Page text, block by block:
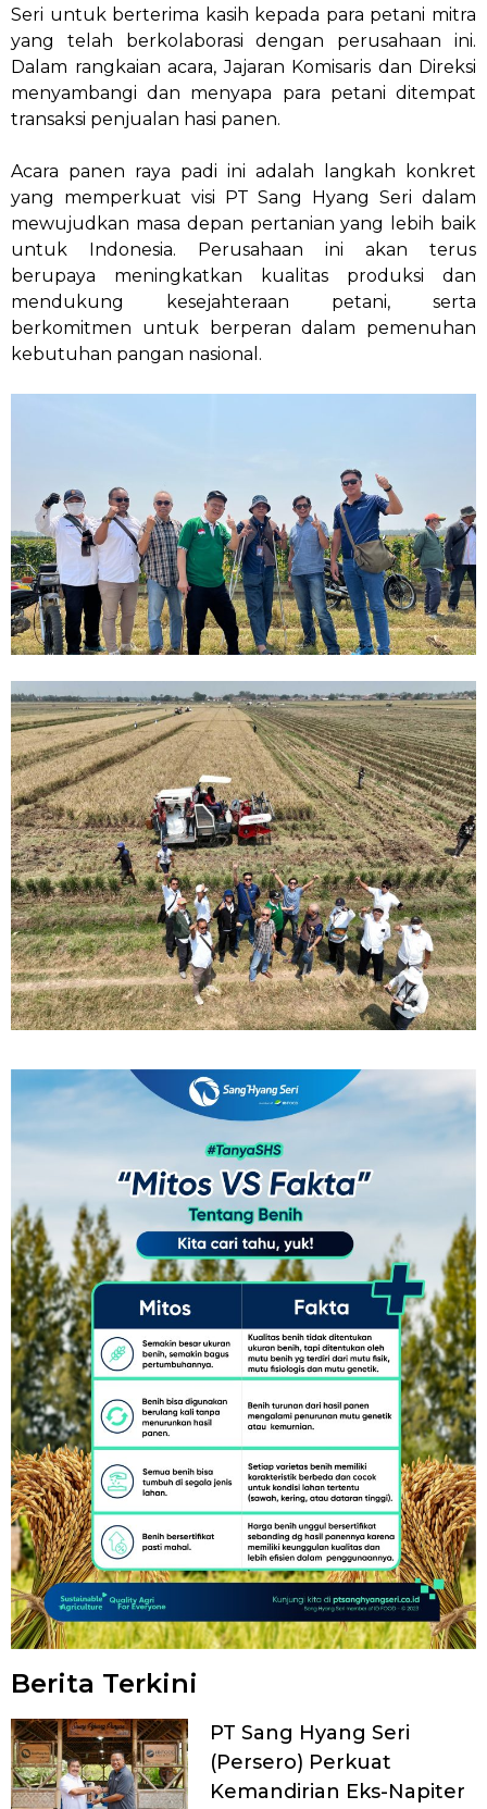
Seri untuk berterima kasih kepada para petani mitra
yang telah berkolaborasi dengan perusahaan ini.
Dalam rangkaian acara, Jajaran Komisaris dan Direksi
menyambangi dan menyapa para petani ditempat
transaksi penjualan hasi panen.
Acara panen raya padi ini adalah langkah konkret
yang memperkuat visi PT Sang Hyang Seri dalam
mewujudkan masa depan pertanian yang lebih baik
untuk Indonesia. Perusahaan ini akan terus
berupaya meningkatkan kualitas produksi dan
mendukung kesejahteraan petani, serta
berkomitmen untuk berperan dalam pemenuhan
kebutuhan pangan nasional.
Berita Terkini
PT Sang Hyang Seri
(Persero) Perkuat
Kemandirian Eks-Napiter